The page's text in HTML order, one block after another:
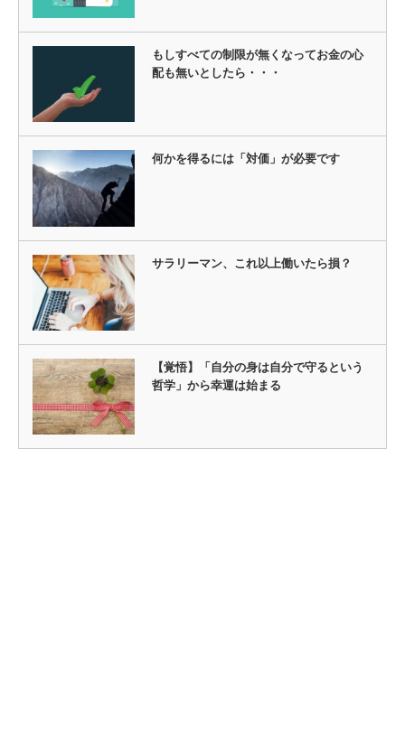
もしすべての制限が無くなってお金の心
配も無いとしたら・・・
何かを得るには「対価」が必要です
サラリーマン、これ以上働いたら損？
【覚悟】「自分の身は自分で守るという
哲学」から幸運は始まる